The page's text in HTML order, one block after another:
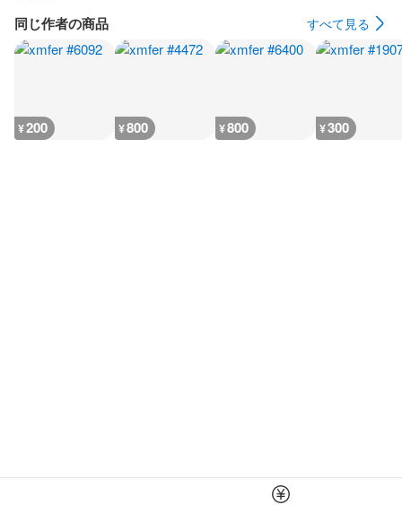
同じ作者の商品 すべて見る
¥200 ¥800 ¥800 ¥300